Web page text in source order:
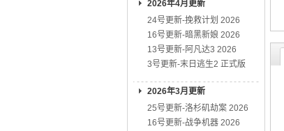
2026年4月更新
24号更新-挽救计划 2026
16号更新-暗黑新娘 2026
13号更新-阿凡达3 2026
3号更新-末日逃生2 正式版
2026年3月更新
25号更新-洛杉矶劫案 2026
16号更新-战争机器 2026